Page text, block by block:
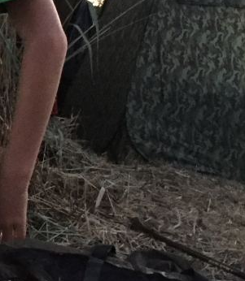
Links:
https://fischer-jugend.de/
Wie werde ich Angler?
Was kostet das?
Kalender Jugend
Keine Veranstaltungen gefunden